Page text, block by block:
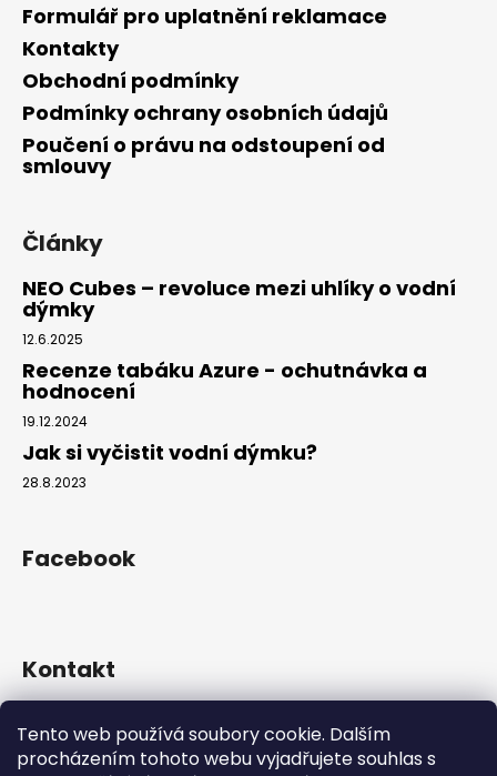
Tento web používá soubory cookie. Dalším
procházením tohoto webu vyjadřujete souhlas s
Formulář pro uplatnění reklamace
Kontakty
Obchodní podmínky
Podmínky ochrany osobních údajů
Poučení o právu na odstoupení od
smlouvy
Články
NEO Cubes – revoluce mezi uhlíky o vodní
dýmky
12.6.2025
Recenze tabáku Azure - ochutnávka a
hodnocení
19.12.2024
Jak si vyčistit vodní dýmku?
28.8.2023
Facebook
Kontakt
+420 739 522 572
hookah_gang.cz/